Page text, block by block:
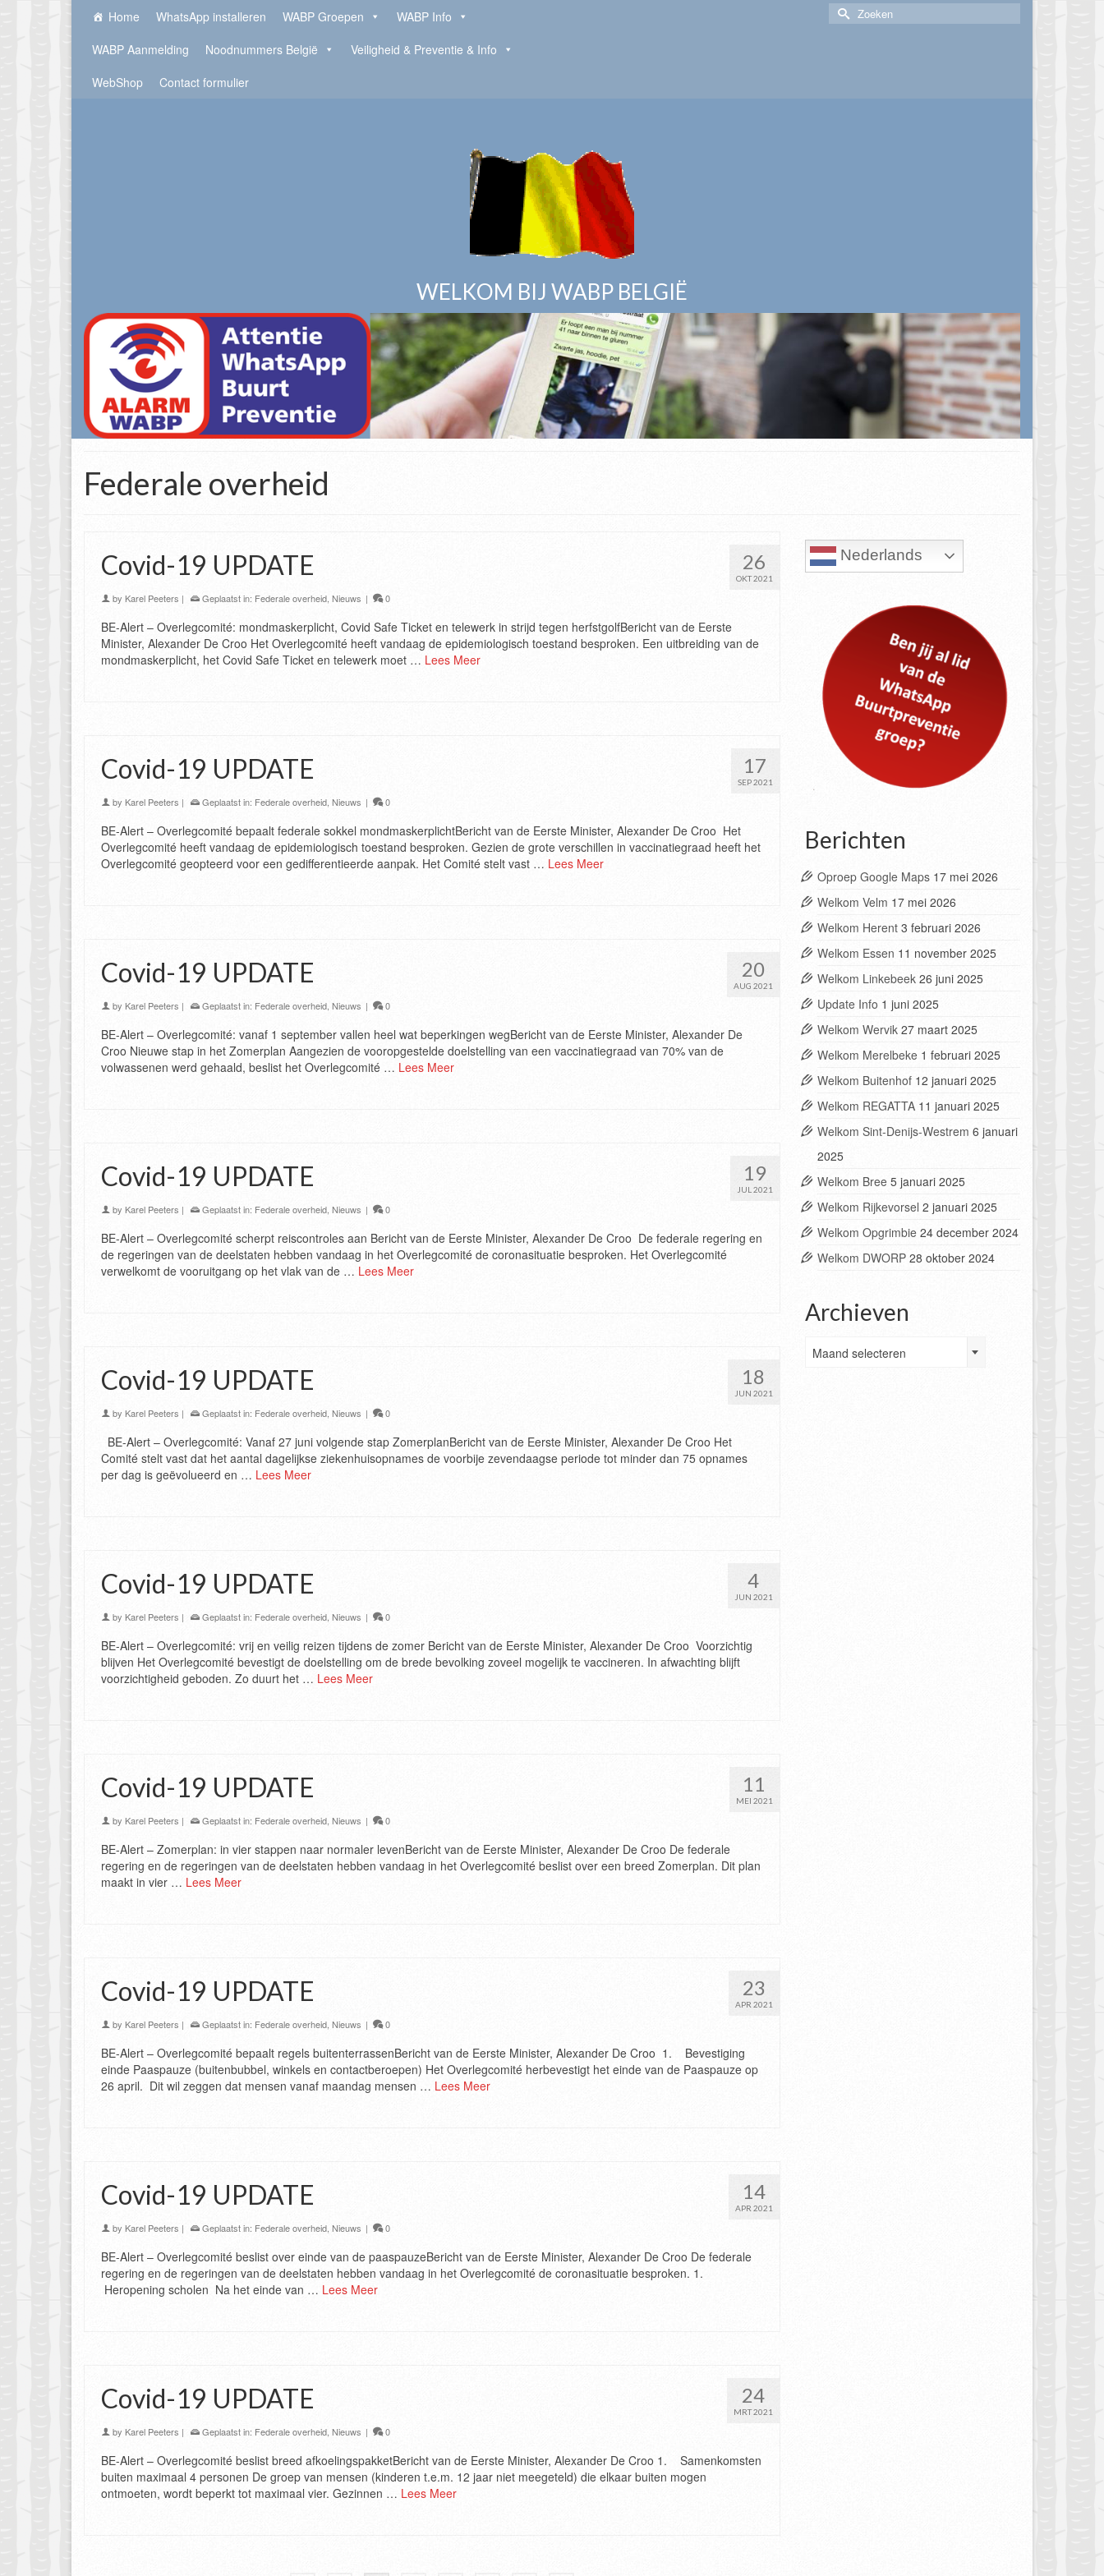
Home WhatsApp installeren WABP Groepen
WABP Info
WABP Aanmelding
Noodnummers België
Veiligheid & Preventie & Info
WebShop
Contact formulier
Zoek
WELKOM BIJ WABP BELGIË
Federale overheid
26
OKT 2021
Covid-19 UPDATE
by Karel Peeters | Geplaatst in: Federale overheid, Nieuws | 0
BE-Alert – Overlegcomité: mondmaskerplicht, Covid Safe Ticket en telewerk in strijd tegen herfstgolfBericht van de Eerste
Minister, Alexander De Croo Het Overlegcomité heeft vandaag de epidemiologisch toestand besproken. Een uitbreiding van de
mondmaskerplicht, het Covid Safe Ticket en telewerk moet … Lees Meer
17
SEP 2021
Covid-19 UPDATE
by Karel Peeters | Geplaatst in: Federale overheid, Nieuws | 0
BE-Alert – Overlegcomité bepaalt federale sokkel mondmaskerplichtBericht van de Eerste Minister, Alexander De Croo Het
Overlegcomité heeft vandaag de epidemiologisch toestand besproken. Gezien de grote verschillen in vaccinatiegraad heeft het
Overlegcomité geopteerd voor een gedifferentieerde aanpak. Het Comité stelt vast … Lees Meer
20
AUG 2021
Covid-19 UPDATE
by Karel Peeters | Geplaatst in: Federale overheid, Nieuws | 0
BE-Alert – Overlegcomité: vanaf 1 september vallen heel wat beperkingen wegBericht van de Eerste Minister, Alexander De
Croo Nieuwe stap in het Zomerplan Aangezien de vooropgestelde doelstelling van een vaccinatiegraad van 70% van de
volwassenen werd gehaald, beslist het Overlegcomité … Lees Meer
19
JUL 2021
Covid-19 UPDATE
by Karel Peeters | Geplaatst in: Federale overheid, Nieuws | 0
BE-Alert – Overlegcomité scherpt reiscontroles aan Bericht van de Eerste Minister, Alexander De Croo De federale regering en
de regeringen van de deelstaten hebben vandaag in het Overlegcomité de coronasituatie besproken. Het Overlegcomité
verwelkomt de vooruitgang op het vlak van de … Lees Meer
18
JUN 2021
Covid-19 UPDATE
by Karel Peeters | Geplaatst in: Federale overheid, Nieuws | 0
BE-Alert – Overlegcomité: Vanaf 27 juni volgende stap ZomerplanBericht van de Eerste Minister, Alexander De Croo Het
Comité stelt vast dat het aantal dagelijkse ziekenhuisopnames de voorbije zevendaagse periode tot minder dan 75 opnames
per dag is geëvolueerd en … Lees Meer
4
JUN 2021
Covid-19 UPDATE
by Karel Peeters | Geplaatst in: Federale overheid, Nieuws | 0
BE-Alert – Overlegcomité: vrij en veilig reizen tijdens de zomer Bericht van de Eerste Minister, Alexander De Croo Voorzichtig
blijven Het Overlegcomité bevestigt de doelstelling om de brede bevolking zoveel mogelijk te vaccineren. In afwachting blijft
voorzichtigheid geboden. Zo duurt het … Lees Meer
11
MEI 2021
Covid-19 UPDATE
by Karel Peeters | Geplaatst in: Federale overheid, Nieuws | 0
BE-Alert – Zomerplan: in vier stappen naar normaler levenBericht van de Eerste Minister, Alexander De Croo De federale
regering en de regeringen van de deelstaten hebben vandaag in het Overlegcomité beslist over een breed Zomerplan. Dit plan
maakt in vier … Lees Meer
23
APR 2021
Covid-19 UPDATE
by Karel Peeters | Geplaatst in: Federale overheid, Nieuws | 0
BE-Alert – Overlegcomité bepaalt regels buitenterrassenBericht van de Eerste Minister, Alexander De Croo 1. Bevestiging
einde Paaspauze (buitenbubbel, winkels en contactberoepen) Het Overlegcomité herbevestigt het einde van de Paaspauze op
26 april. Dit wil zeggen dat mensen vanaf maandag mensen … Lees Meer
14
APR 2021
Covid-19 UPDATE
by Karel Peeters | Geplaatst in: Federale overheid, Nieuws | 0
BE-Alert – Overlegcomité beslist over einde van de paaspauzeBericht van de Eerste Minister, Alexander De Croo De federale
regering en de regeringen van de deelstaten hebben vandaag in het Overlegcomité de coronasituatie besproken. 1.
Heropening scholen Na het einde van … Lees Meer
24
MRT 2021
Covid-19 UPDATE
by Karel Peeters | Geplaatst in: Federale overheid, Nieuws | 0
BE-Alert – Overlegcomité beslist breed afkoelingspakketBericht van de Eerste Minister, Alexander De Croo 1. Samenkomsten
buiten maximaal 4 personen De groep van mensen (kinderen t.e.m. 12 jaar niet meegeteld) die elkaar buiten mogen
ontmoeten, wordt beperkt tot maximaal vier. Gezinnen … Lees Meer
Nederlands
Berichten
Oproep Google Maps 17 mei 2026
Welkom Velm 17 mei 2026
Welkom Herent 3 februari 2026
Welkom Essen 11 november 2025
Welkom Linkebeek 26 juni 2025
Update Info 1 juni 2025
Welkom Wervik 27 maart 2025
Welkom Merelbeke 1 februari 2025
Welkom Buitenhof 12 januari 2025
Welkom REGATTA 11 januari 2025
Welkom Sint-Denijs-Westrem 6 januari
2025
Welkom Bree 5 januari 2025
Welkom Rijkevorsel 2 januari 2025
Welkom Opgrimbie 24 december 2024
Welkom DWORP 28 oktober 2024
Archieven
Maand selecteren